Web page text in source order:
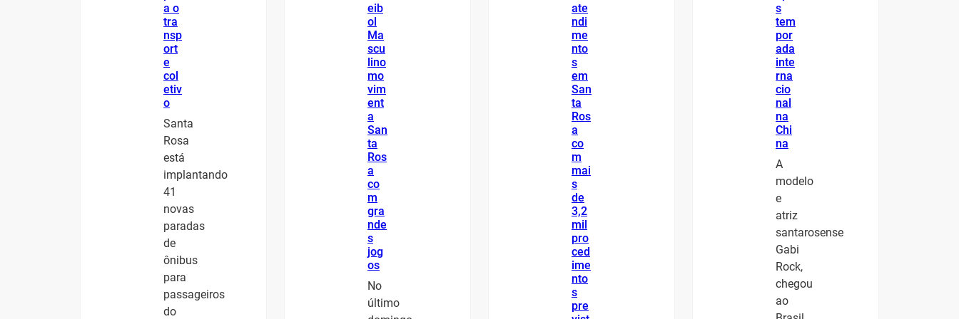
a o
tra
nsp
ort
e
col
etiv
o
Santa
Rosa
está
implantando
41
novas
paradas
de
ônibus
para
passageiros
do
eib
ol
Ma
scu
lino
mo
vim
ent
a
San
ta
Ros
a
co
m
gra
nde
s
jog
os
No
último
ate
ndi
me
nto
s
em
San
ta
Ros
a
co
m
mai
s
de
3,2
mil
pro
ced
ime
nto
s
pre
s
tem
por
ada
inte
rna
cio
nal
na
Chi
na
A
modelo
e
atriz
santarosense
Gabi
Rock,
chegou
ao